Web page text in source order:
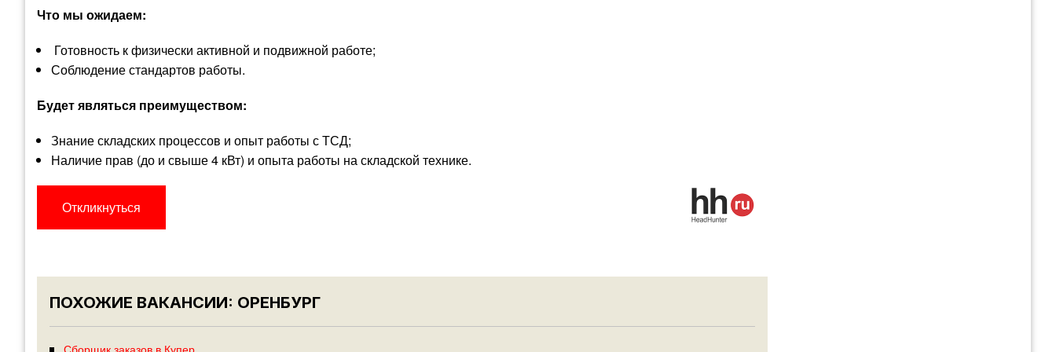
Что мы ожидаем:
​​​​ Готовность к физически активной и подвижной работе;
Соблюдение стандартов работы.
Будет являться преимуществом:
Знание складских процессов и опыт работы с ТСД;
Наличие прав (до и свыше 4 кВт) и опыта работы на складской технике.
Откликнуться
ПОХОЖИЕ ВАКАНСИИ: ОРЕНБУРГ